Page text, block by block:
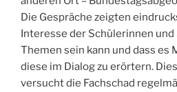
Die Gespräche zeigten
Interesse der Schülerinnen und
Themen sein kann und dass es
diese im Dialog zu erörtern.
versucht die Fachschad